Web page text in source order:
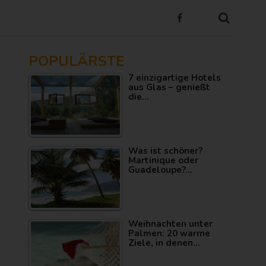
POPULÄRSTE
7 einzigartige Hotels
aus Glas – genießt
die…
Was ist schöner?
Martinique oder
Guadeloupe?…
Weihnachten unter
Palmen: 20 warme
Ziele, in denen…